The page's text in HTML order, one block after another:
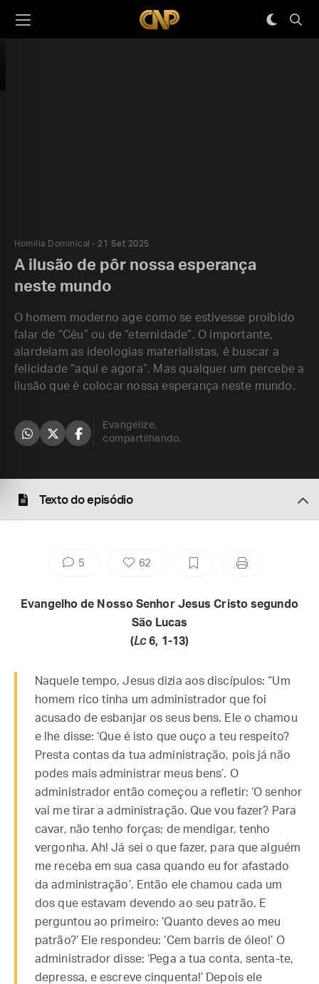
Homilia Dominical 21 Set 2025
A ilusão de pôr nossa esperança
neste mundo
O homem moderno age como se estivesse proibido
falar de “Céu” ou de “eternidade”. O importante,
alardeiam as ideologias materialistas, é buscar a
felicidade “aqui e agora”. Mas qualquer um percebe a
ilusão que é colocar nossa esperança neste mundo.
Evangelize,
compartilhando.
Texto do episódio
5 62
Evangelho de Nosso Senhor Jesus Cristo segundo
São Lucas
(Lc6, 1-13)
Naquele tempo, Jesus dizia aos discípulos: “Um
homem rico tinha um administrador que foi
acusado de esbanjar os seus bens. Ele o chamou
e lhe disse: ‘Que é isto que ouço a teu respeito?
Presta contas da tua administração, pois já não
podes mais administrar meus bens’. O
administrador então começou a refletir: ‘O senhor
vai me tirar a administração. Que vou fazer? Para
cavar, não tenho forças; de mendigar, tenho
vergonha. Ah! Já sei o que fazer, para que alguém
me receba em sua casa quando eu for afastado
da administração’. Então ele chamou cada um
dos que estavam devendo ao seu patrão. E
perguntou ao primeiro: ‘Quanto deves ao meu
patrão?’ Ele respondeu: ‘Cem barris de óleo!’ O
administrador disse: ‘Pega a tua conta, senta-te,
depressa, e escreve cinquenta!’ Depois ele